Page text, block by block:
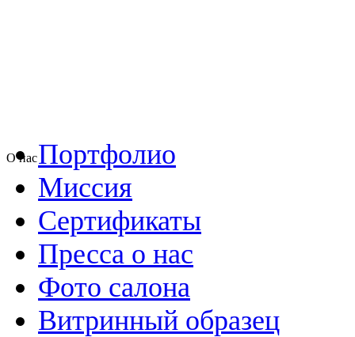
О насПортфолио
Миссия
Сертификаты
Пресса о нас
Фото салона
Витринный образец